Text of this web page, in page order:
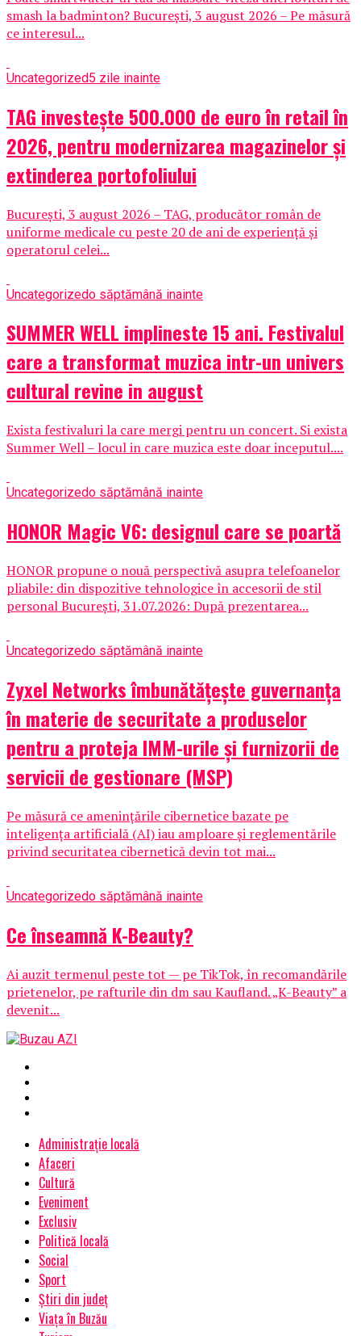
smash la badminton? București, 3 august 2026 – Pe măsură
ce interesul...
Uncategorized5 zile inainte
TAG investește 500.000 de euro în retail în
2026, pentru modernizarea magazinelor și
extinderea portofoliului
București, 3 august 2026 – TAG, producător român de
uniforme medicale cu peste 20 de ani de experiență și
operatorul celei...
Uncategorizedo săptămână inainte
SUMMER WELL implineste 15 ani. Festivalul
care a transformat muzica intr-un univers
cultural revine in august
Exista festivaluri la care mergi pentru un concert. Si exista
Summer Well – locul in care muzica este doar inceputul....
Uncategorizedo săptămână inainte
HONOR Magic V6: designul care se poartă
HONOR propune o nouă perspectivă asupra telefoanelor
pliabile: din dispozitive tehnologice în accesorii de stil
personal București, 31.07.2026: După prezentarea...
Uncategorizedo săptămână inainte
Zyxel Networks îmbunătățește guvernanța
în materie de securitate a produselor
pentru a proteja IMM-urile și furnizorii de
servicii de gestionare (MSP)
Pe măsură ce amenințările cibernetice bazate pe
inteligența artificială (AI) iau amploare și reglementările
privind securitatea cibernetică devin tot mai...
Uncategorizedo săptămână inainte
Ce înseamnă K-Beauty?
Ai auzit termenul peste tot — pe TikTok, în recomandările
prietenelor, pe rafturile din dm sau Kaufland. „K-Beauty” a
devenit...
Administrație locală
Afaceri
Cultură
Eveniment
Exclusiv
Politică locală
Social
Sport
Știri din județ
Viața în Buzău